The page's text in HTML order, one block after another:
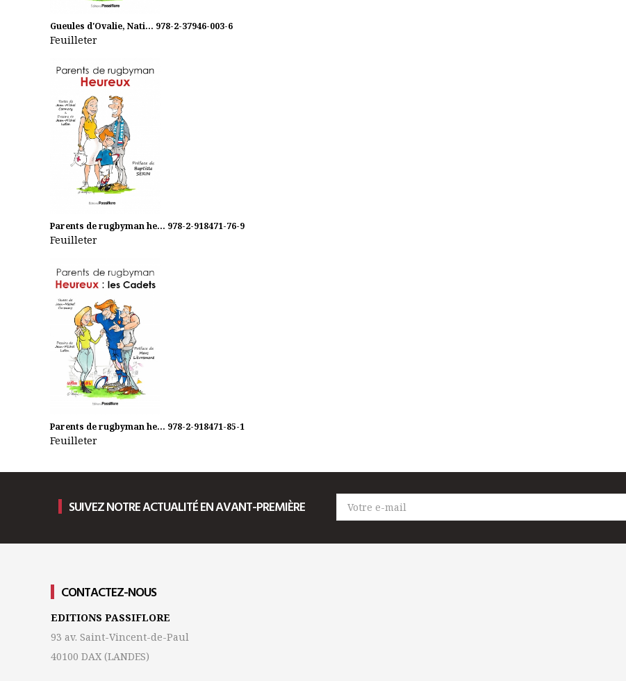
Gueules d'Ovalie, Nati... 978-2-37946-003-6
Feuilleter
Parents de rugbyman he... 978-2-918471-76-9
Feuilleter
Parents de rugbyman he... 978-2-918471-85-1
Feuilleter
SUIVEZ NOTRE ACTUALITÉ EN AVANT-PREMIÈRE
CONTACTEZ-NOUS
EDITIONS PASSIFLORE
93 av. Saint-Vincent-de-Paul
40100 DAX (LANDES)